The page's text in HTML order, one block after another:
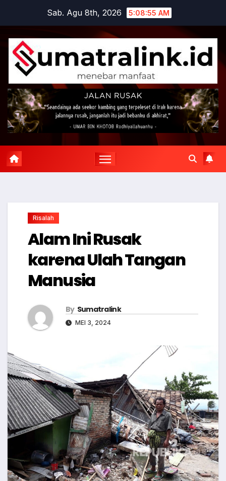
content
Sab. Agu 8th, 2026 5:08:56 AM
Risalah
Alam Ini Rusak
karena Ulah Tangan
Manusia
By Sumatralink
MEI 3, 2024